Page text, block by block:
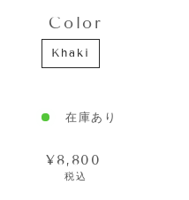
Color
Khaki
在庫あり
通
¥8,800
税込